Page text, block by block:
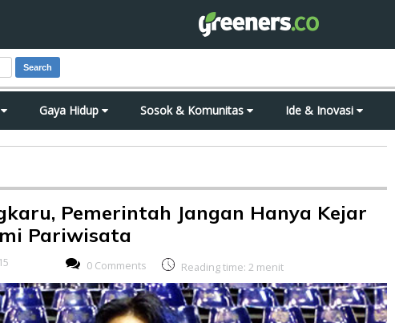
Search
Gaya Hidup Sosok & Komunitas Ide & Inovasi
Pemerintah Jangan Hanya Kejar
Pariwisata
0 Comments Reading time: 2 menit